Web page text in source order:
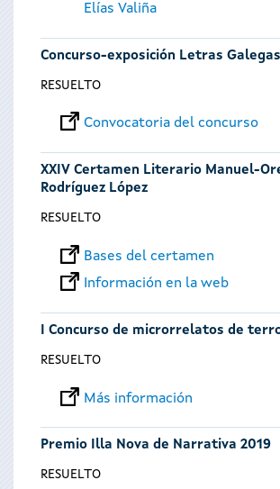
Elías Valiña
Concurso-exposición Letras
RESUELTO
Convocatoria del concurso
XXIV Certamen Literario Manuel-
Rodríguez López
RESUELTO
Bases del certamen
Información en la web
I Concurso de microrrelatos de
RESUELTO
Más información
Premio Illa Nova de Narrativa 2019
RESUELTO